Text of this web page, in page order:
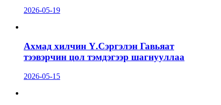
2026-05-19
Ахмад хилчин Ү.Сэргэлэн Гавьяат
тээвэрчин цол тэмдэгээр шагнууллаа
2026-05-15